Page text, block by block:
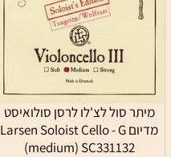
מיתר סול לצ'לו לרסן סולואיסט
מדיום Larsen Soloist Cello - G
(medium) SC331132